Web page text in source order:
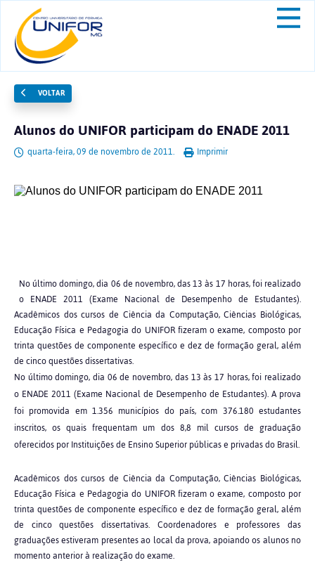
VOLTAR
Alunos do UNIFOR participam do ENADE 2011
quarta-feira, 09 de novembro de 2011. Imprimir
No último domingo, dia 06 de novembro, das 13 às 17 horas, foi realizado
o ENADE 2011 (Exame Nacional de Desempenho de Estudantes).
Acadêmicos dos cursos de Ciência da Computação, Ciências Biológicas,
Educação Física e Pedagogia do UNIFOR fizeram o exame, composto por
trinta questões de componente específico e dez de formação geral, além
de cinco questões dissertativas.
No último domingo, dia 06 de novembro, das 13 às 17 horas, foi realizado
o ENADE 2011 (Exame Nacional de Desempenho de Estudantes). A prova
foi promovida em 1.356 municípios do país, com 376.180 estudantes
inscritos, os quais frequentam um dos 8,8 mil cursos de graduação
oferecidos por Instituições de Ensino Superior públicas e privadas do Brasil.
Acadêmicos dos cursos de Ciência da Computação, Ciências Biológicas,
Educação Física e Pedagogia do UNIFOR fizeram o exame, composto por
trinta questões de componente específico e dez de formação geral, além
de cinco questões dissertativas. Coordenadores e professores das
graduações estiveram presentes ao local da prova, apoiando os alunos no
momento anterior à realização do exame.